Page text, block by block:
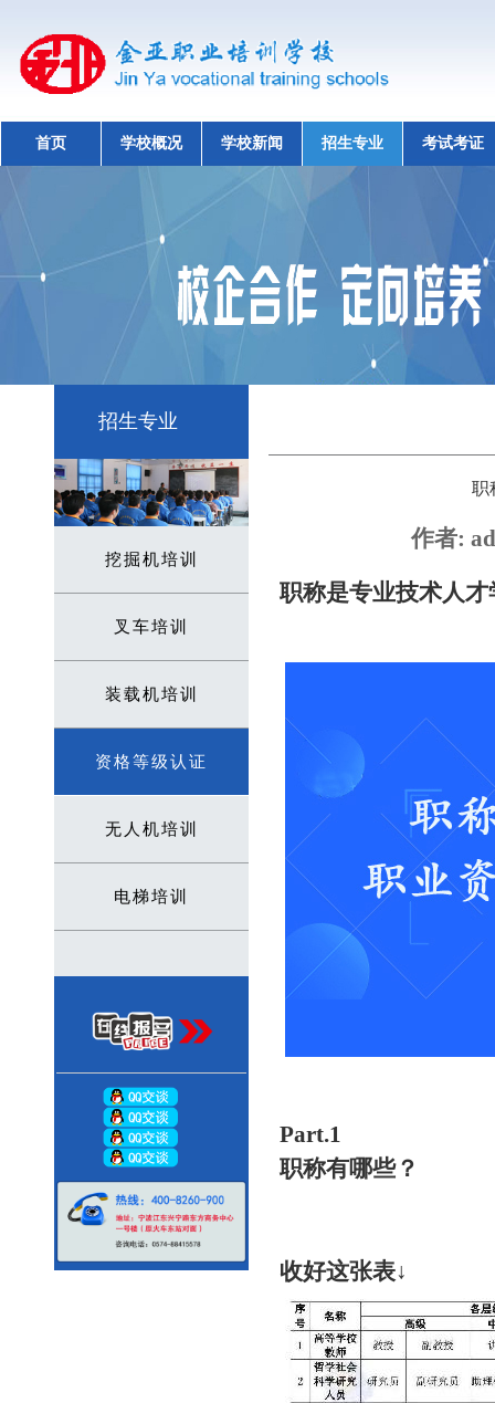
首页 学校概况 学校新闻 招生专业 考试考证
招生专业
挖掘机培训
叉车培训
装载机培训
资格等级认证
无人机培训
电梯培训
职
作者:
职称是专业技术人
Part.1
职称有哪些？
收好这张表↓